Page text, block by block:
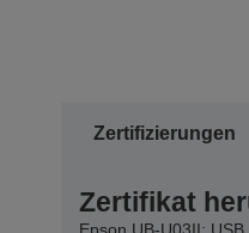
Zertifizierungen
Zertifikat
Epson UB-U03II: